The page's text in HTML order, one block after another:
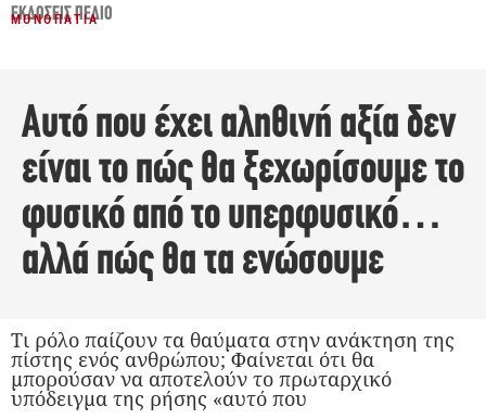
ΕΚΔΌΣΕΙΣ ΠΕΔΊΟ
ΜΟΝΟΠΆΤΙΑ
Αυτό που έχει αληθινή αξία δεν
είναι το πώς θα ξεχωρίσουμε το
φυσικό από το υπερφυσικό…
αλλά πώς θα τα ενώσουμε
Τι ρόλο παίζουν τα θαύματα στην ανάκτηση της
πίστης ενός ανθρώπου; Φαίνεται ότι θα
μπορούσαν να αποτελούν το πρωταρχικό
υπόδειγμα της ρήσης «αυτό που